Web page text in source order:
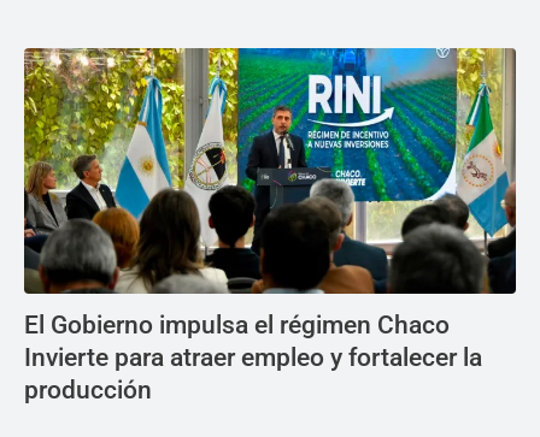
El Gobierno impulsa el régimen Chaco
Invierte para atraer empleo y fortalecer la
producción